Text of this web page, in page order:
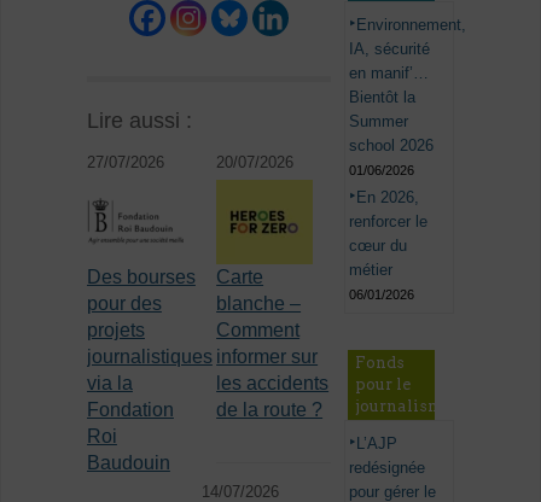
Lire aussi :
27/07/2026
Des bourses
pour des
projets
journalistiques
via la
Fondation
Roi
Baudouin
20/07/2026
Carte
blanche –
Comment
informer sur
les accidents
de la route ?
14/07/2026
Environnement,
IA, sécurité
en manif’…
Bientôt la
Summer
school 2026
01/06/2026
En 2026,
renforcer le
cœur du
métier
06/01/2026
Fonds
pour le
journalisme
L’AJP
redésignée
pour gérer le